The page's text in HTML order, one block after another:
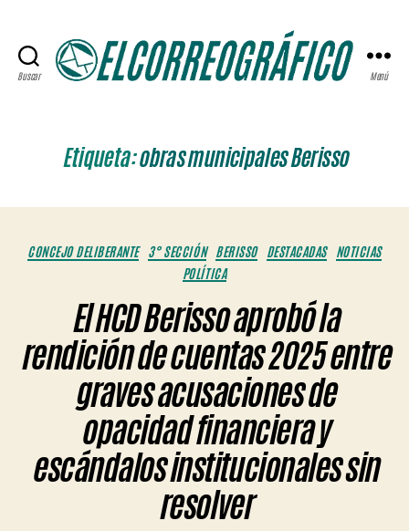
Buscar Menú
Etiqueta:obras municipales Berisso
Categorías
CONCEJO DELIBERANTE 3° SECCIÓN BERISSO DESTACADAS
NOTICIAS
POLÍTICA
El HCD Berisso aprobó la
rendición de cuentas 2025 entre
graves acusaciones de
opacidad financiera y
escándalos institucionales sin
resolver